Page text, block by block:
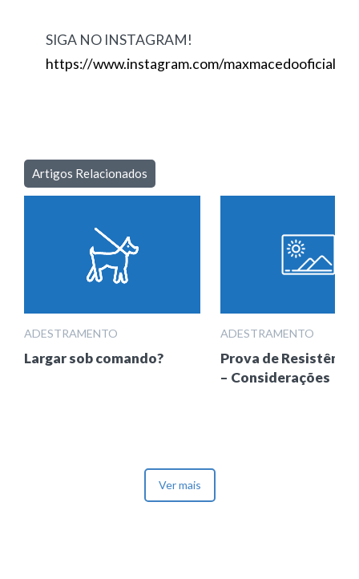
SIGA NO INSTAGRAM!
https://www.instagram.com/maxmacedooficial
Artigos Relacionados
ADESTRAMENTO
Largar sob comando?
ADESTRAMENTO
Prova de
– Considerações
Ver mais